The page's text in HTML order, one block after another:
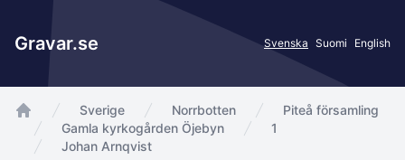
Gravar.se Svenska Suomi English
app.Start
Sverige Norrbotten
Piteå församling
Gamla kyrkogården Öjebyn
1
Johan Arnqvist